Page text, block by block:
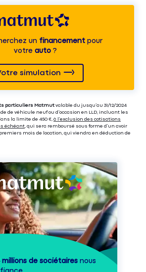
unfinancementpour
votre auto?
simulation
particuliers Matmut valable du jusqu’au 31/12/2024
de véhicule neuf ou d’occasion en LLD, incluant les
la limite de 450 €, à l’exclusion des cotisations
échéant , qui sera remboursé sous forme d’un avoir
mois de location, qui viendra en déduction de
millions de sociétaires nous